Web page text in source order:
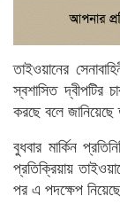
তাইওয়ানের
স্বশাসিত দ্বীপটির
করছে বলে জানিয়েছে
বুধবার মার্কিন
প্রতিক্রিয়ায়
পর এ পদক্ষেপ